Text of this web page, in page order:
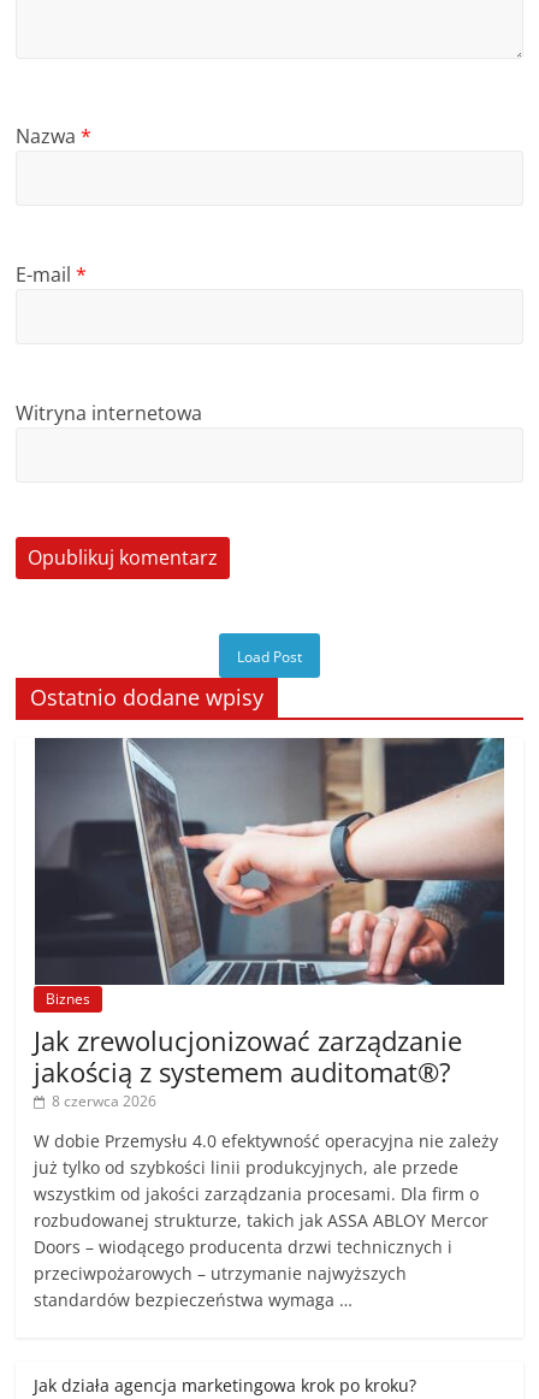
Nazwa*
E-mail*
Witryna internetowa
Load Post
Ostatnio dodane wpisy
Biznes
Jak zrewolucjonizować zarządzanie
jakością z systemem auditomat®?
8 czerwca 2026
W dobie Przemysłu 4.0 efektywność operacyjna nie zależy
już tylko od szybkości linii produkcyjnych, ale przede
wszystkim od jakości zarządzania procesami. Dla firm o
rozbudowanej strukturze, takich jak ASSA ABLOY Mercor
Doors – wiodącego producenta drzwi technicznych i
przeciwpożarowych – utrzymanie najwyższych
standardów bezpieczeństwa wymaga …
Jak działa agencja marketingowa krok po kroku?